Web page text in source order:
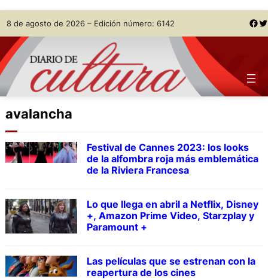
Skip
to
content
8 de agosto de 2026 – Edición número: 6142 Facebook Twitter
avalancha
Festival de Cannes 2023: los looks
de la alfombra roja más emblemática
de la Riviera Francesa
Lo que llega en abril a Netflix, Disney
+, Amazon Prime Video, Starzplay y
Paramount +
Las películas que se estrenan con la
reapertura de los cines